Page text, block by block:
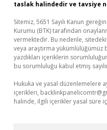
taslak halindedir ve tavsiye
Sitemiz, 5651 Sayılı Kanun
Kurumu (BTK) tarafından
vermektedir. Bu nedenle,
veya araştırma yükümlülüğümüz
yazdıkları içeriklerin
bu sorumluluğu kabul etmiş
Hukuka ve yasal düzenlemelere
içerikleri,
halinde, ilgili içerikler yasal süre